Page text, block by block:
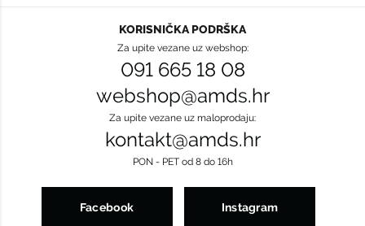
KORISNIČKA PODRŠKA
Za upite vezane uz webshop:
091 665 18 08
webshop@amds.hr
Za upite vezane uz maloprodaju:
kontakt@amds.hr
PON - PET od 8 do 16h
Facebook Instagram